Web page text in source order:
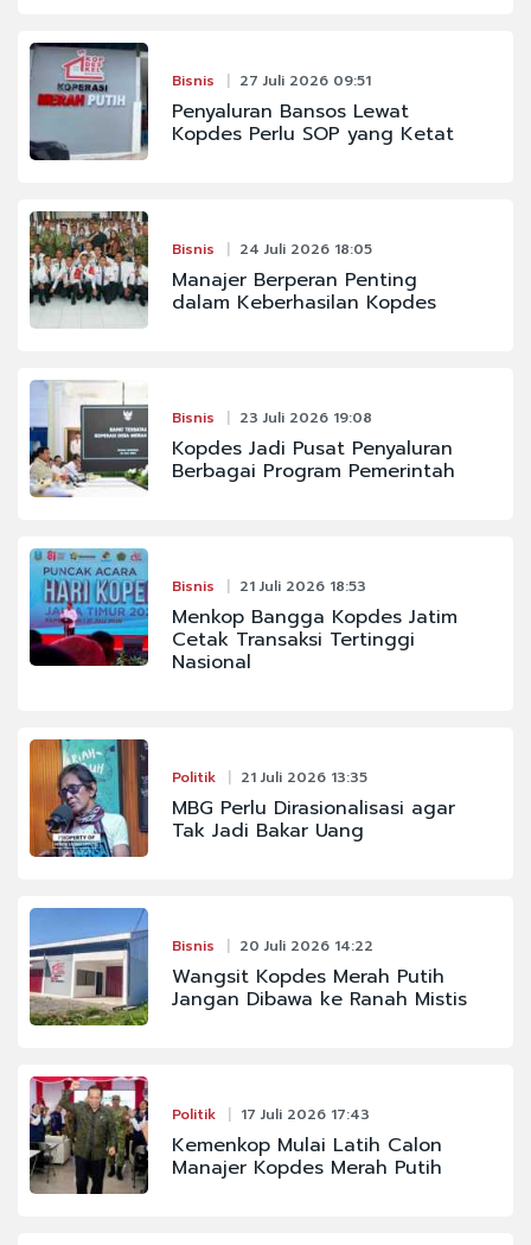
Bisnis 27 Juli 2026 09:51
Penyaluran Bansos Lewat
Kopdes Perlu SOP yang Ketat
Bisnis 24 Juli 2026 18:05
Manajer Berperan Penting
dalam Keberhasilan Kopdes
Bisnis 23 Juli 2026 19:08
Kopdes Jadi Pusat Penyaluran
Berbagai Program Pemerintah
Bisnis 21 Juli 2026 18:53
Menkop Bangga Kopdes Jatim
Cetak Transaksi Tertinggi
Nasional
Politik 21 Juli 2026 13:35
MBG Perlu Dirasionalisasi agar
Tak Jadi Bakar Uang
Bisnis 20 Juli 2026 14:22
Wangsit Kopdes Merah Putih
Jangan Dibawa ke Ranah Mistis
Politik 17 Juli 2026 17:43
Kemenkop Mulai Latih Calon
Manajer Kopdes Merah Putih